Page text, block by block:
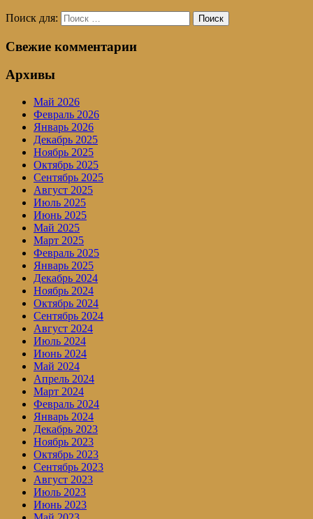
Поиск для: Поиск
Свежие комментарии
Архивы
Май 2026
Февраль 2026
Январь 2026
Декабрь 2025
Ноябрь 2025
Октябрь 2025
Сентябрь 2025
Август 2025
Июль 2025
Июнь 2025
Май 2025
Март 2025
Февраль 2025
Январь 2025
Декабрь 2024
Ноябрь 2024
Октябрь 2024
Сентябрь 2024
Август 2024
Июль 2024
Июнь 2024
Май 2024
Апрель 2024
Март 2024
Февраль 2024
Январь 2024
Декабрь 2023
Ноябрь 2023
Октябрь 2023
Сентябрь 2023
Август 2023
Июль 2023
Июнь 2023